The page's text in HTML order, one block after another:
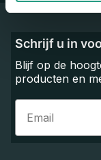
Schrijf u in
Blijf op de
producten en
Email